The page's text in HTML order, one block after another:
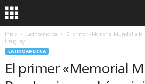
Inicio Latinoamerica
El primer «Memorial Mundial a la
Uruguay
LATINOAMERICA
El primer «Memorial